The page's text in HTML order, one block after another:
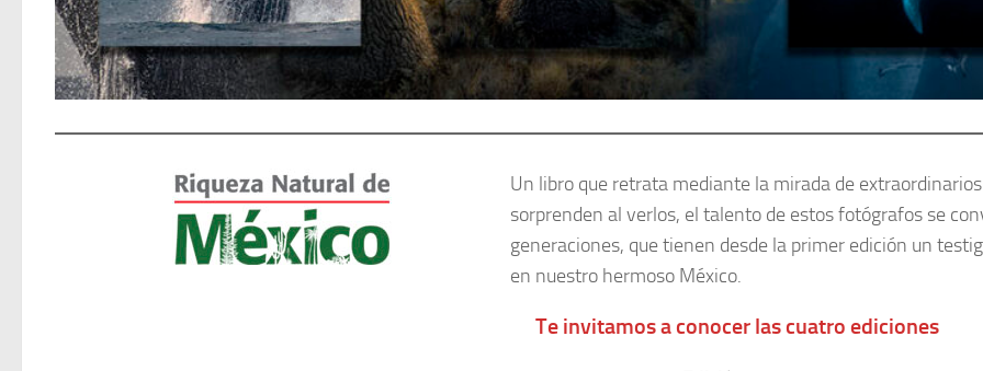
Un libro que retrata mediante la mirada de
sorprenden al verlos, el talento de estos fotógrafos se
generaciones, que tienen desde la primer edición un
en nuestro hermoso México.
Te invitamos a conocer las cuatro ediciones